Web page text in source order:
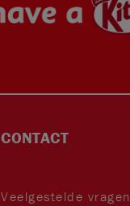
CONTACT
Veelgestelde vragen